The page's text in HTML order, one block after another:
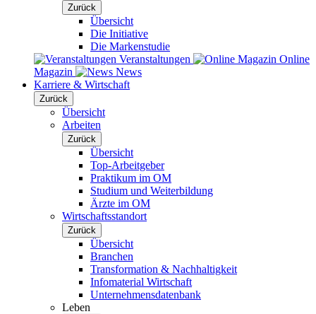
Zurück
Übersicht
Die Initiative
Die Markenstudie
Veranstaltungen
Online
Magazin
News
Karriere & Wirtschaft
Zurück
Übersicht
Arbeiten
Zurück
Übersicht
Top-Arbeitgeber
Praktikum im OM
Studium und Weiterbildung
Ärzte im OM
Wirtschaftsstandort
Zurück
Übersicht
Branchen
Transformation & Nachhaltigkeit
Infomaterial Wirtschaft
Unternehmensdatenbank
Leben